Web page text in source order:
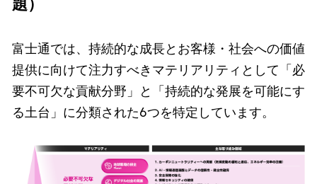
題）
富士通では、持続的な成長とお客様・社会への価値
提供に向けて注力すべきマテリアリティとして「必
要不可欠な貢献分野」と「持続的な発展を可能にす
る土台」に分類された6つを特定しています。